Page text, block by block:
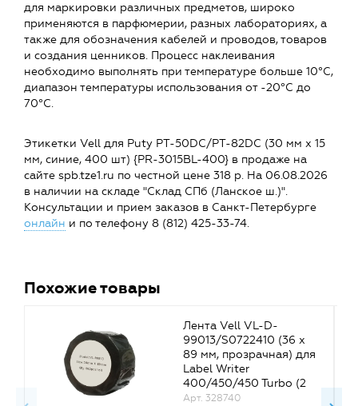
для маркировки различных предметов, широко
применяются в парфюмерии, разных лабораториях, а
также для обозначения кабелей и проводов, товаров
и создания ценников. Процесс наклеивания
необходимо выполнять при температуре больше 10°C,
диапазон температуры использования от -20°C до
70°C.
Этикетки Vell для Puty PT-50DC/PT-82DC (30 мм х 15
мм, синие, 400 шт) {PR-3015BL-400} в продаже на
сайте spb.tze1.ru по честной цене 318 р. На 06.08.2026
в наличии на складе "Склад СПб (Ланское ш.)".
Консультации и прием заказов в Санкт-Петербурге
онлайн и по телефону 8 (812) 425-33-74.
Похожие товары
Лента Vell VL-D-
99013/S0722410 (36 х
89 мм, прозрачная) для
Label Writer
400/450/450 Turbo (2
рулона по 260 шт.)
Арт. 328740